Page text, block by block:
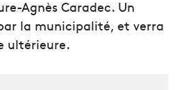
Agnès Caradec. Un
la municipalité, et verra
ultérieure.